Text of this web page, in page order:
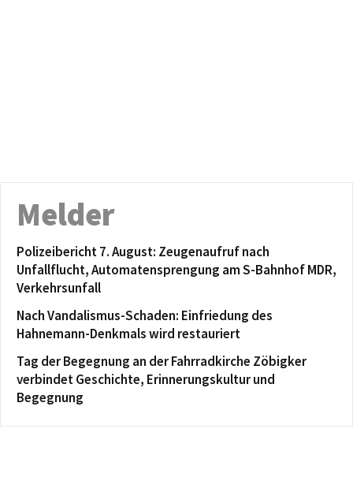
Melder
Polizeibericht 7. August: Zeugenaufruf nach
Unfallflucht, Automatensprengung am S-Bahnhof MDR,
Verkehrsunfall
Nach Vandalismus-Schaden: Einfriedung des
Hahnemann-Denkmals wird restauriert
Tag der Begegnung an der Fahrradkirche Zöbigker
verbindet Geschichte, Erinnerungskultur und
Begegnung